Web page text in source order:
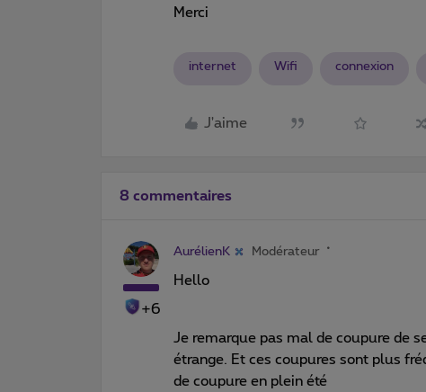
Merci
internet Wifi connexion
J'aime
8 commentaires
+6
AurélienK Modérateur
Hello
Je remarque pas mal de coupure de
étrange. Et ces coupures sont plus
de coupure en plein été